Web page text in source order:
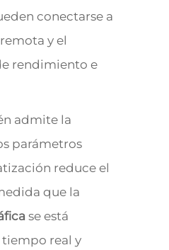
conectarse a
y el
rendimiento e
admite la
parámetros
reduce el
que la
se está
real y